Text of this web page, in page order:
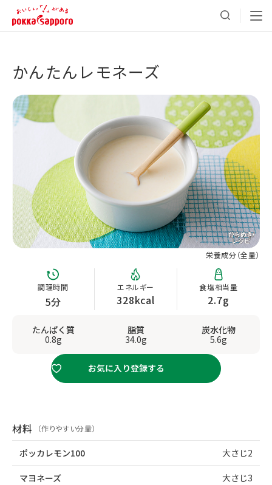
かんたんレモネーズ
栄養成分（全量）
調理時間
5分
エネルギー
328kcal
食塩相当量
2.7g
たんぱく質
0.8g
脂質
34.0g
炭水化物
5.6g
お気に入り登録する
材料 （作りやすい分量）
ポッカレモン100 大さじ2
マヨネーズ 大さじ3